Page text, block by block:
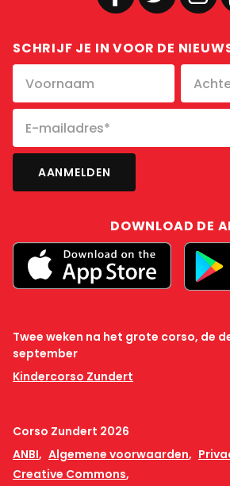
SCHRIJF JE IN VOOR DE
DOWNLOAD DE
Twee weken na het grote corso, de
september
Kindercorso Zundert
Corso Zundert 2026
ANBI
Algemene voorwaarden
Creative Commons